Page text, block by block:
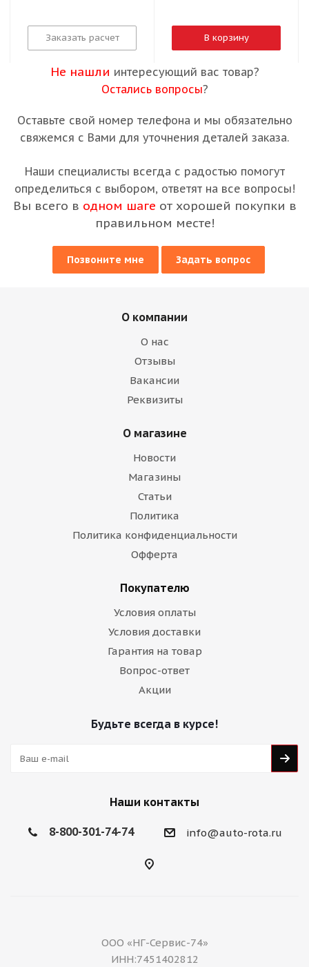
Заказать расчет В корзину
Не нашли интересующий вас товар?
Остались вопросы?
Оставьте свой номер телефона и мы обязательно
свяжемся с Вами для уточнения деталей заказа.
Наши специалисты всегда с радостью помогут
определиться с выбором, ответят на все вопросы!
Вы всего в одном шаге от хорошей покупки в
правильном месте!
Позвоните мне Задать вопрос
О компании
О нас
Отзывы
Вакансии
Реквизиты
О магазине
Новости
Магазины
Статьи
Политика
Политика конфиденциальности
Офферта
Покупателю
Условия оплаты
Условия доставки
Гарантия на товар
Вопрос-ответ
Акции
Будьте всегда в курсе!
Наши контакты
8-800-301-74-74 info@auto-rota.ru
ООО «НГ-Сервис-74»
ИНН:7451402812